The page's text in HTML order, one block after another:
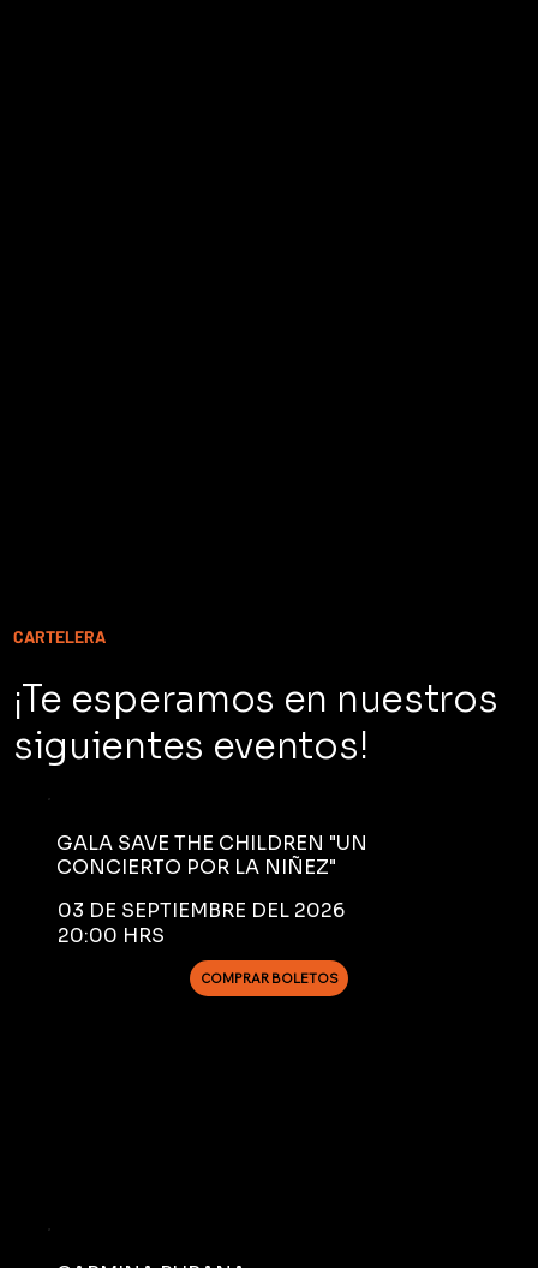
GALA SAVE THE CHILDREN "UN
CONCIERTO POR LA NIÑEZ"
03 DE SEPTIEMBRE DEL 2026
20:00 HRS
COMPRAR BOLETOS
CARTELERA
¡Te esperamos en nuestros
siguientes eventos!